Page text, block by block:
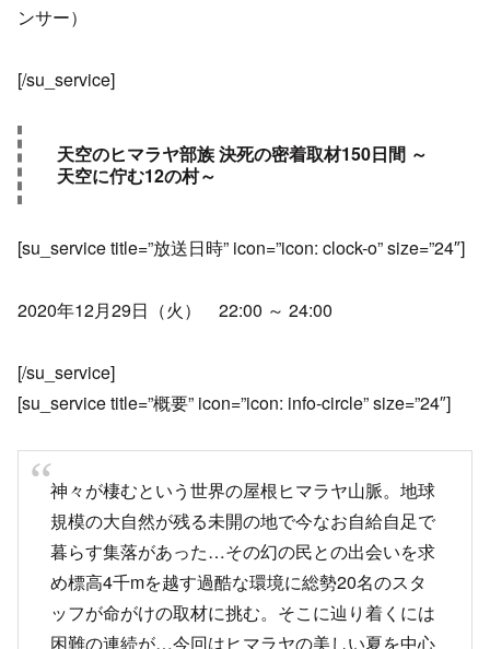
ンサー）
[/su_service]
天空のヒマラヤ部族 決死の密着取材150日間 ～
天空に佇む12の村～
[su_service title=”放送日時” icon=”icon: clock-o” size=”24″]
2020年12月29日（火） 22:00 ～ 24:00
[/su_service]
[su_service title=”概要” icon=”icon: info-circle” size=”24″]
神々が棲むという世界の屋根ヒマラヤ山脈。地球
規模の大自然が残る未開の地で今なお自給自足で
暮らす集落があった…その幻の民との出会いを求
め標高4千mを越す過酷な環境に総勢20名のスタ
ッフが命がけの取材に挑む。そこに辿り着くには
困難の連続が…今回はヒマラヤの美しい夏を中心